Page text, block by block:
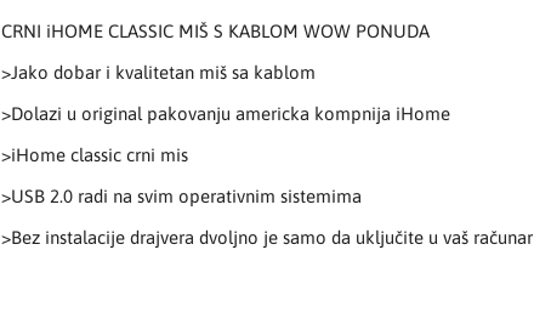
CRNI iHOME CLASSIC MIŠ S KABLOM WOW PONUDA
>Jako dobar i kvalitetan miš sa kablom
>Dolazi u original pakovanju americka kompnija iHome
>iHome classic crni mis
>USB 2.0 radi na svim operativnim sistemima
>Bez instalacije drajvera dvoljno je samo da uključite u vaš računar